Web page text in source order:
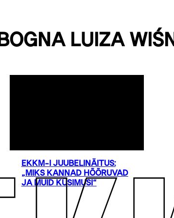
BOGNA LUIZA
EKKM-I JUUBELINÄITUS:
„MIKS KANNAD HÕÕRUVAD
JA MUID KÜSIMUSI“